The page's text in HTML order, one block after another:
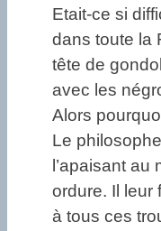
Etait-ce si
dans toute la
tête de
avec les
Alors
Le
l’apaisant au
ordure. Il leur
à tous ces